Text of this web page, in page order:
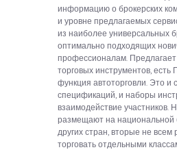
информацию о брокерских
и уровне предлагаемых
из наиболее универсальных
оптимально подходящих
профессионалам.
торговых инструментов,
функция автоторговли. Это и
спецификаций, и наборы
взаимодействие участников.
размещают на национальной
других стран, вторые не
торговать отдельными